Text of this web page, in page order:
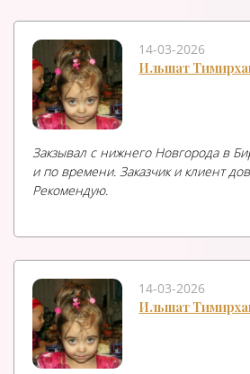
14-03-2026
Ильшат
Закзывал с нижнего Новгорода в
и по времени. Заказчик и клиент
Рекомендую.
14-03-2026
Ильшат